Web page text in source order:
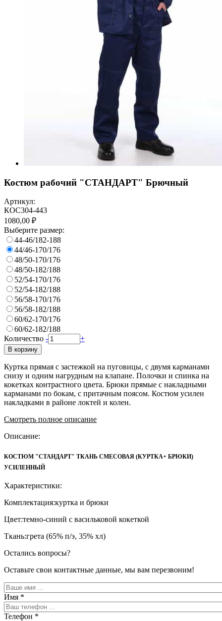
Костюм рабочий "СТАНДАРТ" Брючный
Артикул:
КОС304-443
1080,00 ₽
Выберите размер:
44-46/182-188
44/46-170/176
48/50-170/176
48/50-182/188
52/54-170/176
52/54-182/188
56/58-170/176
56/58-182/188
60/62-170/176
60/62-182/188
Количество - +
В корзину
Куртка прямая с застежкой на пуговицы, с двумя карманами
снизу и одним нагрудным на клапане. Полочки и спинка на
кокетках контрастного цвета. Брюки прямые с накладными
карманами по бокам, с притачным поясом. Костюм усилен
накладками в районе локтей и колен.
Смотреть полное описание
Описание:
КОСТЮМ "СТАНДАРТ" ТКАНЬ СМЕСОВАЯ (КУРТКА+ БРЮКИ)
УСИЛЕННЫЙ
Характеристики:
Комплектация:куртка и брюки
Цвет:темно-синий с васильковой кокеткой
Ткань:грета (65% п/э, 35% хл)
Остались вопросы?
Оставьте свои контактные данные, мы вам перезвоним!
Имя *
Телефон *